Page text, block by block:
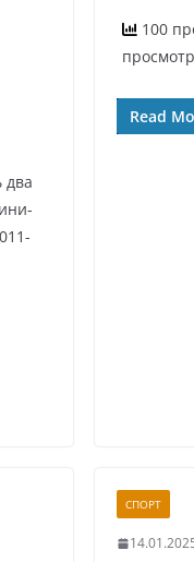
два
100
Read
СПОРТ